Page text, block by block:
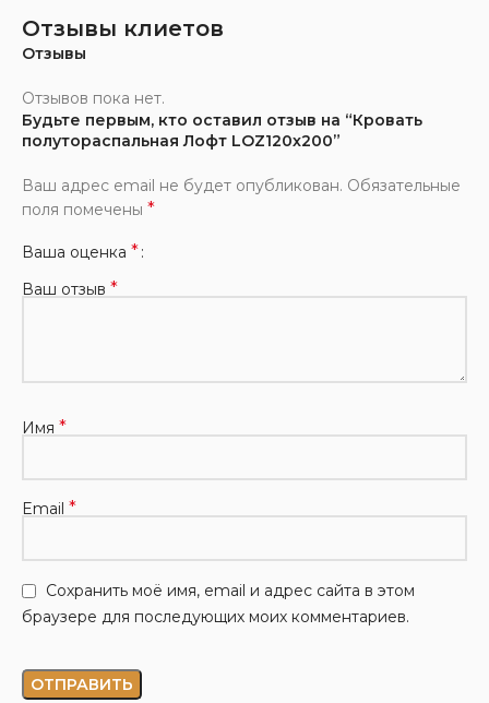
Отзывы клиетов
Отзывы
Отзывов пока нет.
Будьте первым, кто оставил отзыв на “Кровать
полутораспальная Лофт LOZ120х200”
Ваш адрес email не будет опубликован. Обязательные
поля помечены *
Ваша оценка *
Ваш отзыв *
Имя *
Email *
Сохранить моё имя, email и адрес сайта в этом
браузере для последующих моих комментариев.